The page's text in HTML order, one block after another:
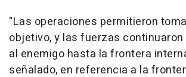
"Las operaciones permitieron
objetivo, y las fuerzas
al enemigo hasta la frontera
señalado, en referencia a la